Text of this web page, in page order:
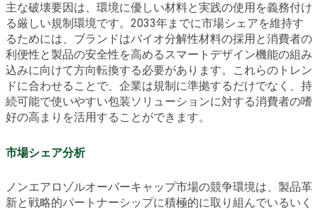
主な破壊要因は、環境に優しい材料と実践の使用を義務付け
る厳しい規制環境です。2033年までに市場シェアを維持す
るためには、ブランドはバイオ分解性材料の採用と消費者の
利便性と製品の安全性を高めるスマートデザイン機能の組み
込みに向けて方向転換する必要があります。これらのトレン
ドに合わせることで、企業は規制に準拠するだけでなく、持
続可能で使いやすい包装ソリューションに対する消費者の嗜
好の高まりを活用することができます。
市場シェア分析
ノンエアロゾルオーバーキャップ市場の競争環境は、製品革
新と戦略的パートナーシップに積極的に取り組んでいるいく